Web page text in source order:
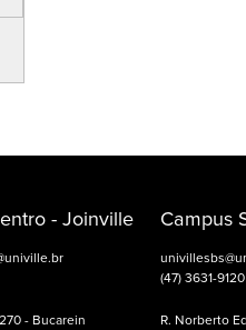
- Joinville
- Bucarein
Campus
(47) 3631-9120
R. Norberto